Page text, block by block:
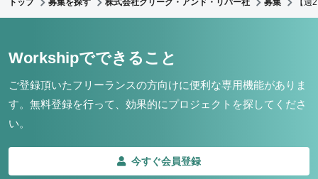
トップ 募集を探す 株式会社クリーク・アンド・リバー社 募集 【
Workshipでできること
ご登録頂いたフリーランスの方向けに便利な専用機能がありま
す。 無料登録を行って、効果的にプロジェクトを探してくださ
い。
今すぐ会員登録